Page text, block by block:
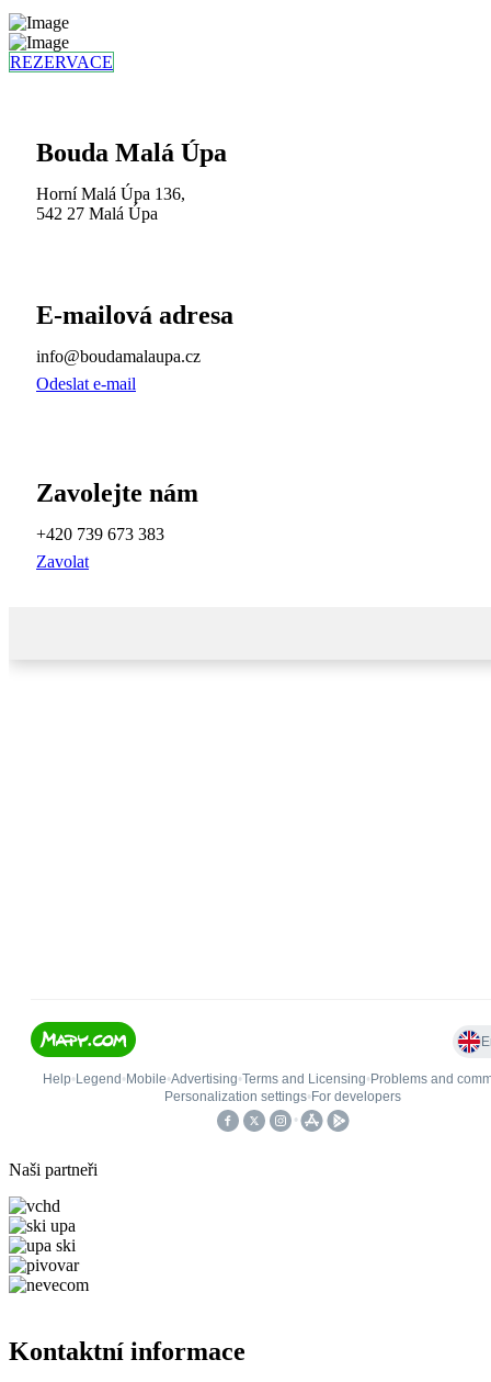
REZERVACE
Bouda Malá Úpa
Horní Malá Úpa 136,
542 27 Malá Úpa
E-mailová adresa
info@boudamalaupa.cz
Odeslat e-mail
Zavolejte nám
+420 739 673 383
Zavolat
Naši partneři
Kontaktní informace